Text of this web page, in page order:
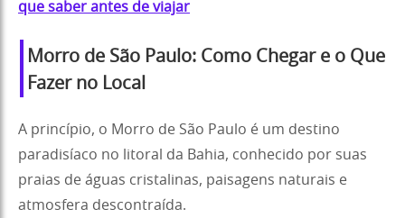
que saber antes de viajar
Morro de São Paulo: Como Chegar e o Que
Fazer no Local
A princípio, o Morro de São Paulo é um destino
paradisíaco no litoral da Bahia, conhecido por suas
praias de águas cristalinas, paisagens naturais e
atmosfera descontraída.